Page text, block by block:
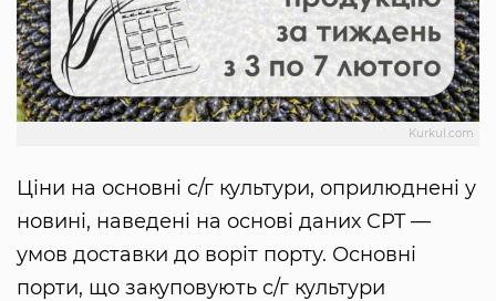
Kurkul.com
Ціни на основні с/г культури, оприлюднені у
новині, наведені на основі даних CPT —
умов доставки до воріт порту. Основні
порти, що закуповують с/г культури